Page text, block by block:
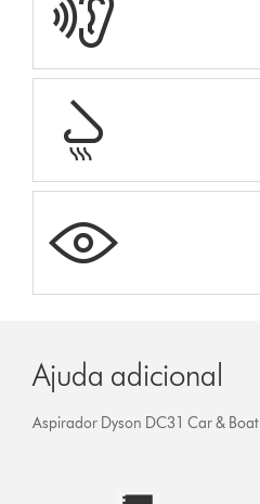
Ajuda adicional
Aspirador Dyson DC31 Car & Boat